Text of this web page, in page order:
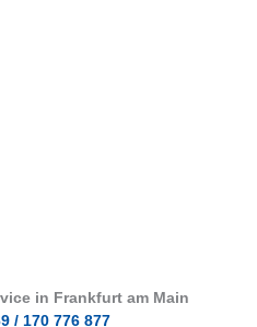
in Frankfurt am Main
/ 170 776 877